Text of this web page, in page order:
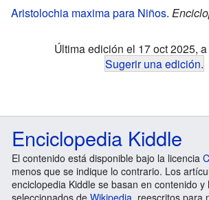
Aristolochia maxima para Niños.
Última edición el 17 oct 2025,
Sugerir una edición.
Enciclopedia Kiddle
El contenido está disponible bajo la licencia
menos que se indique lo contrario. Los
enciclopedia Kiddle se basan en contenido y
seleccionados de Wikipedia , reescritos